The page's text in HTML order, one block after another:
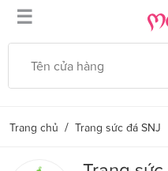
☰
Trang chủ / Trang sức đá SNJ